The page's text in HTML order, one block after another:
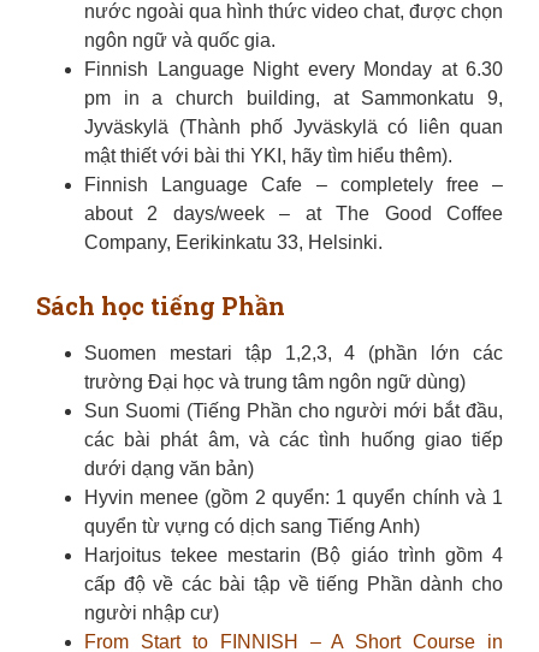
nước ngoài qua hình thức video chat, được chọn
ngôn ngữ và quốc gia.
Finnish Language Night every Monday at 6.30
pm in a church building, at Sammonkatu 9,
Jyväskylä (Thành phố Jyväskylä có liên quan
mật thiết với bài thi YKI, hãy tìm hiểu thêm).
Finnish Language Cafe – completely free –
about 2 days/week – at The Good Coffee
Company, Eerikinkatu 33, Helsinki.
Sách học tiếng Phần
Suomen mestari tập 1,2,3, 4 (phần lớn các
trường Đại học và trung tâm ngôn ngữ dùng)
Sun Suomi (Tiếng Phần cho người mới bắt đầu,
các bài phát âm, và các tình huống giao tiếp
dưới dạng văn bản)
Hyvin menee (gồm 2 quyển: 1 quyển chính và 1
quyển từ vựng có dịch sang Tiếng Anh)
Harjoitus tekee mestarin (Bộ giáo trình gồm 4
cấp độ về các bài tập về tiếng Phần dành cho
người nhập cư)
From Start to FINNISH – A Short Course in